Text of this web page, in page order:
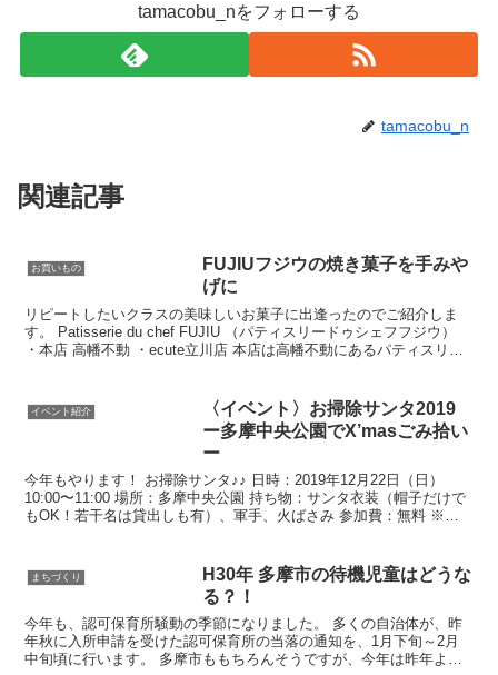
tamacobu_nをフォローする
tamacobu_n
関連記事
お買いもの
FUJIUフジウの焼き菓子を手みや
げに
リピートしたいクラスの美味しいお菓子に出逢ったのでご紹介しま
す。 Patisserie du chef FUJIU （パティスリードゥシェフフジウ）
・本店 高幡不動 ・ecute立川店 本店は高幡不動にあるパティスリー
イベント紹介
〈イベント〉お掃除サンタ2019
ー多摩中央公園でX’masごみ拾い
ー
今年もやります！ お掃除サンタ♪♪ 日時：2019年12月22日（日）
10:00〜11:00 場所：多摩中央公園 持ち物：サンタ衣装（帽子だけで
もOK！若干名は貸出しも有）、軍手、火ばさみ 参加費：無料 ※持
まちづくり
H30年 多摩市の待機児童はどうな
る？！
今年も、認可保育所騒動の季節になりました。 多くの自治体が、昨
年秋に入所申請を受けた認可保育所の当落の通知を、1月下旬～2月
中旬頃に行います。 多摩市ももちろんそうですが、今年は昨年より2